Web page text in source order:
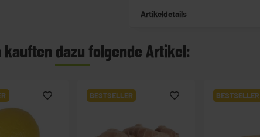
Artikeldetails
kauften dazu folgende Artikel:
BESTSELLER BESTSELLER